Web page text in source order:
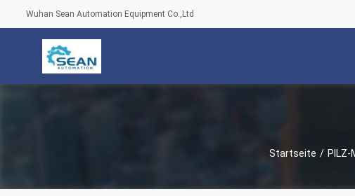
Wuhan Sean Automation Equipment Co.,Ltd
Startseite / PILZ-